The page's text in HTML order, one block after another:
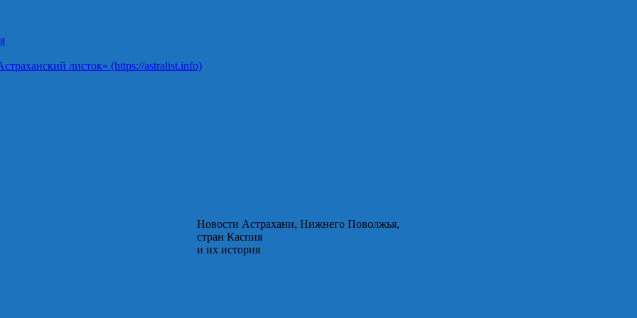
листок» (https://astralist.info)
Новости Астрахани, Нижнего Поволжья,
стран Каспия
и их история